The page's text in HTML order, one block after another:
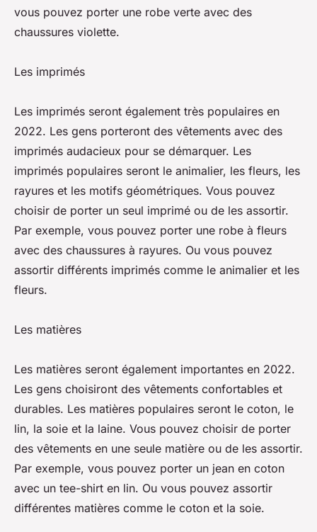
vous pouvez porter une robe verte avec des
chaussures violette.
Les imprimés
Les imprimés seront également très populaires en
2022. Les gens porteront des vêtements avec des
imprimés audacieux pour se démarquer. Les
imprimés populaires seront le animalier, les fleurs, les
rayures et les motifs géométriques. Vous pouvez
choisir de porter un seul imprimé ou de les assortir.
Par exemple, vous pouvez porter une robe à fleurs
avec des chaussures à rayures. Ou vous pouvez
assortir différents imprimés comme le animalier et les
fleurs.
Les matières
Les matières seront également importantes en 2022.
Les gens choisiront des vêtements confortables et
durables. Les matières populaires seront le coton, le
lin, la soie et la laine. Vous pouvez choisir de porter
des vêtements en une seule matière ou de les assortir.
Par exemple, vous pouvez porter un jean en coton
avec un tee-shirt en lin. Ou vous pouvez assortir
différentes matières comme le coton et la soie.